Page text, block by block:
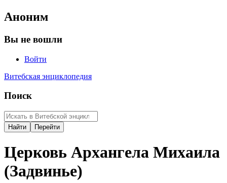
Аноним
Вы не вошли
Войти
Витебская энциклопедия
Поиск
Церковь Архангела Михаила
(Задвинье)